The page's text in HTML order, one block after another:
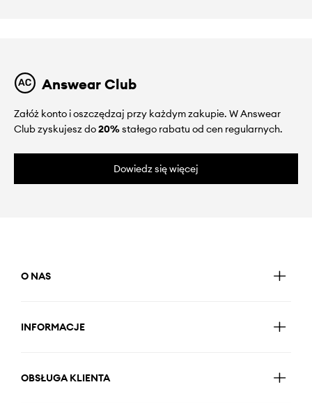
Answear Club
Załóż konto i oszczędzaj przy każdym zakupie. W Answear
Club zyskujesz do20%stałego rabatu od cen regularnych.
Dowiedz się więcej
O NAS
INFORMACJE
OBSŁUGA KLIENTA